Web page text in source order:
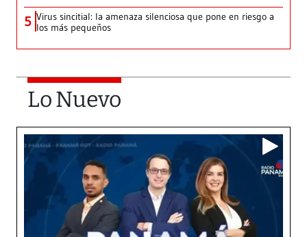
5 Virus sincitial: la amenaza silenciosa que pone en riesgo a
los más pequeños
Lo Nuevo